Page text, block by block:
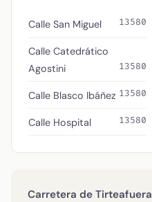
Calle San Miguel 13580
Calle Catedrático
Agostini
13580
Calle Blasco Ibáñez 13580
Calle Hospital 13580
Carretera de Tirteafuera